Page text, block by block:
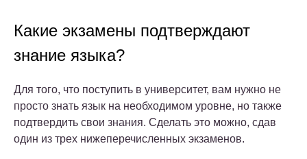
Какие экзамены подтверждают
знание языка?
Для того, что поступить в университет, вам нужно не
просто знать язык на необходимом уровне, но также
подтвердить свои знания. Сделать это можно, сдав
один из трех нижеперечисленных экзаменов.